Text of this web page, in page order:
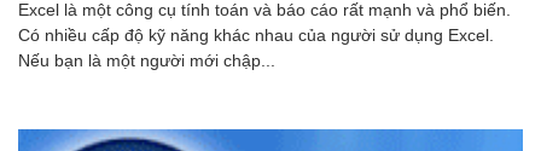
Excel là một công cụ tính toán và báo cáo rất mạnh và phổ biến.
Có nhiều cấp độ kỹ năng khác nhau của người sử dụng Excel.
Nếu bạn là một người mới chập...